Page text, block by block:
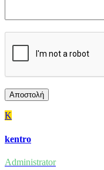
K
kentro
Administrator